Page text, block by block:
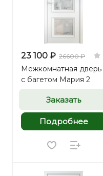
23 100 ₽ 26600 ₽
Межкомнатная дверь
с багетом Мария 2
Заказать
Подробнее